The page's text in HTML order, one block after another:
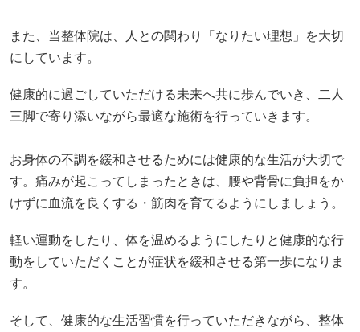
また、当整体院は、人との関わり「なりたい理想」を大切
にしています。
健康的に過ごしていただける未来へ共に歩んでいき、二人
三脚で寄り添いながら最適な施術を行っていきます。
お身体の不調を緩和させるためには健康的な生活が大切で
す。痛みが起こってしまったときは、腰や背骨に負担をか
けずに血流を良くする・筋肉を育てるようにしましょう。
軽い運動をしたり、体を温めるようにしたりと健康的な行
動をしていただくことが症状を緩和させる第一歩になりま
す。
そして、健康的な生活習慣を行っていただきながら、整体